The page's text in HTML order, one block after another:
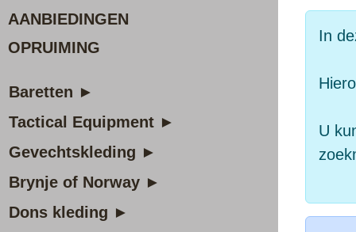
AANBIEDINGEN
OPRUIMING
Baretten ►
Tactical Equipment ►
Gevechtskleding ►
Brynje of Norway ►
Dons kleding ►
In
U